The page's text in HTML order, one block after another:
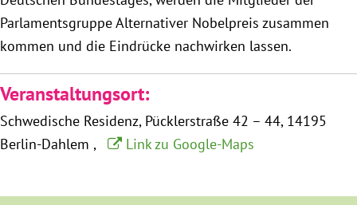
Patenschaftsprogramm
Bayern
München
Zur Person
Parlamentsgruppe Alternativer Nobelpreis zusammen
kommen und die Eindrücke nachwirken lassen.
Veranstaltungsort:
Schwedische Residenz Pücklerstraße 42 – 44 14195
Berlin-Dahlem
Link zu Google-Maps